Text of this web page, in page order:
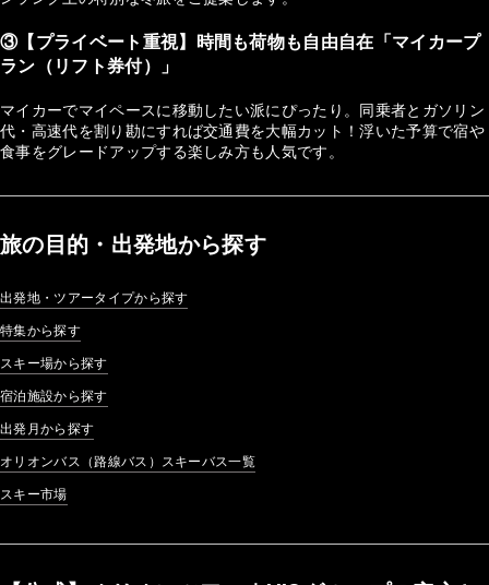
③【プライベート重視】時間も荷物も自由自在「マイカープ
ラン（リフト券付）」
マイカーでマイペースに移動したい派にぴったり。同乗者とガソリン
代・高速代を割り勘にすれば交通費を大幅カット！浮いた予算で宿や
食事をグレードアップする楽しみ方も人気です。
旅の目的・出発地から探す
出発地・ツアータイプから探す
特集から探す
スキー場から探す
宿泊施設から探す
出発月から探す
オリオンバス（路線バス）スキーバス一覧
スキー市場